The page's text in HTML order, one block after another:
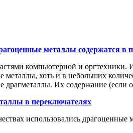
металлы содержатся в
компьютерной и оргтехники.
металлы, хоть и в небольших
драгметаллы. Их содержание
в переключателях
использовались драгоценные